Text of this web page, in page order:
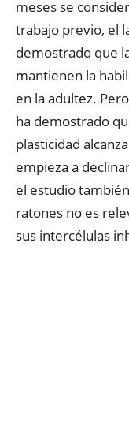
meses se
trabajo previo, el
demostrado que
mantienen la
en la adultez.
ha demostrado
plasticidad
empieza a
el estudio
ratones no es
sus intercélulas